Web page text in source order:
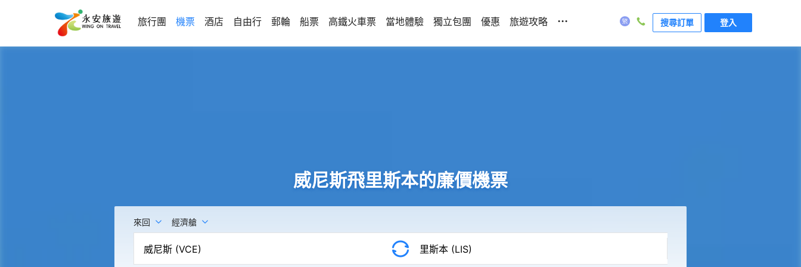
旅行團 機票 酒店 自由行 郵輪 船票 高鐵火車票 當地體驗 獨立包團 優惠 旅遊攻略 ... 搜尋訂單 登入
威尼斯飛里斯本的廉價機票
來回 經濟艙